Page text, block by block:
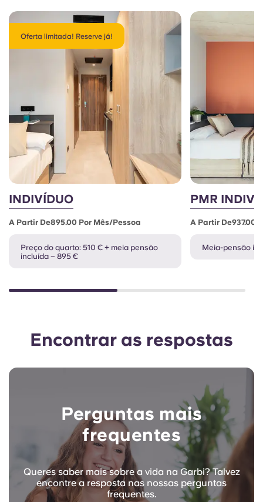
Oferta limitada! Reserve já!
INDIVÍDUO
A Partir De895.00 Por Mês/pessoa
Preço do quarto: 510 € + meia pensão
incluída – 895 €
PMR
A Partir De937.00
Meia-pensão
Encontrar as respostas
Perguntas mais
frequentes
Queres saber mais sobre a vida na Garbi? Talvez
encontre a resposta nas nossas perguntas
frequentes.